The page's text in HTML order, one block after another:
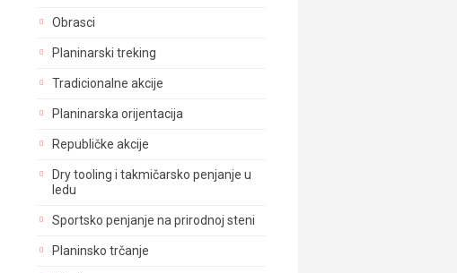
Obrasci
Planinarski treking
Tradicionalne akcije
Planinarska orijentacija
Republičke akcije
Dry tooling i takmičarsko penjanje u
ledu
Sportsko penjanje na prirodnoj steni
Planinsko trčanje